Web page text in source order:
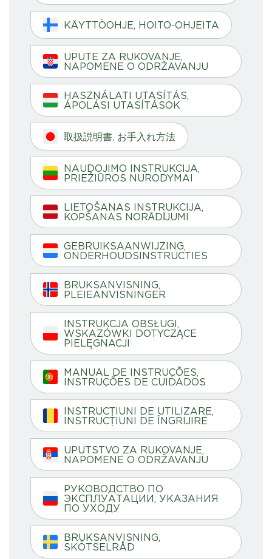
KÄYTTÖOHJE, HOITO-OHJEITA
UPUTE ZA RUKOVANJE,
NAPOMENE O ODRŽAVANJU
HASZNÁLATI UTASÍTÁS,
ÁPOLÁSI UTASÍTÁSOK
取扱説明書, お手入れ方法
NAUDOJIMO INSTRUKCIJA,
PRIEŽIŪROS NURODYMAI
LIETOŠANAS INSTRUKCIJA,
KOPŠANAS NORĀDĪJUMI
GEBRUIKSAANWIJZING,
ONDERHOUDSINSTRUCTIES
BRUKSANVISNING,
PLEIEANVISNINGER
INSTRUKCJA OBSŁUGI,
WSKAZÓWKI DOTYCZĄCE
PIELĘGNACJI
MANUAL DE INSTRUÇÕES,
INSTRUÇÕES DE CUIDADOS
INSTRUCȚIUNI DE UTILIZARE,
INSTRUCȚIUNI DE ÎNGRIJIRE
UPUTSTVO ZA RUKOVANJE,
NAPOMENE O ODRŽAVANJU
РУКОВОДСТВО ПО
ЭКСПЛУАТАЦИИ, УКАЗАНИЯ
ПО УХОДУ
BRUKSANVISNING,
SKÖTSELRÅD